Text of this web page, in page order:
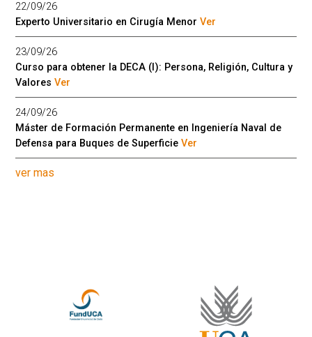
22/09/26
Experto Universitario en Cirugía MenorVer
23/09/26
Curso para obtener la DECA (I): Persona, Religión, Cultura y
ValoresVer
24/09/26
Máster de Formación Permanente en Ingeniería Naval de
Defensa para Buques de SuperficieVer
ver mas